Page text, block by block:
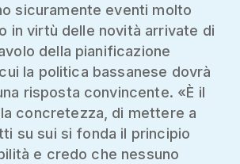
sicuramente eventi molto
in virtù delle novità arrivate di
della pianificazione
la politica bassanese dovrà
risposta convincente. «È il
concretezza, di mettere a
su sui si fonda il principio
e credo che nessuno